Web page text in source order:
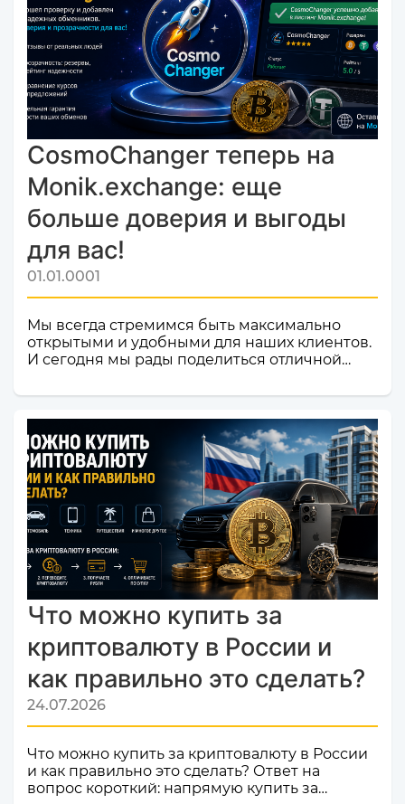
CosmoChanger теперь на
Monik.exchange: еще
больше доверия и выгоды
для вас!
01.01.0001
Мы всегда стремимся быть максимально
открытыми и удобными для наших клиентов.
И сегодня мы рады поделиться отличной
валют и криптовалют CosmoChanger
официально добавлен в листинг
мониторинга обменников
Monik.exchange.Что это значит для вас?
Только плюсы! Мы делаем всё, чтобы каждый
ваш обмен был быстрым, безопасным и
комфортным.Почему это важное событие?
Попадание в список надежных платформ на
Monik.exchange — это знак каче...
Что можно купить за
криптовалюту в России и
как правильно это сделать?
24.07.2026
Что можно купить за криптовалюту в России
и как правильно это сделать? Ответ на
вопрос короткий: напрямую купить за